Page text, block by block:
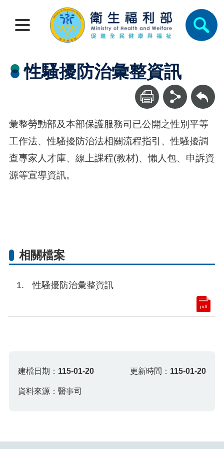
性騷擾防治彙整資訊
回上一頁
彙整勞動部及本部保護服務司已公開之性別平等
工作法、性騷擾防治法相關流程指引、性騷擾調
查專家人才庫、線上課程(教材)、懶人包、申訴資
源等宣導資訊。
相關檔案
性騷擾防治彙整資訊
pdf
建檔日期： 115-01-20 更新時間： 115-01-20
資料來源：醫事司